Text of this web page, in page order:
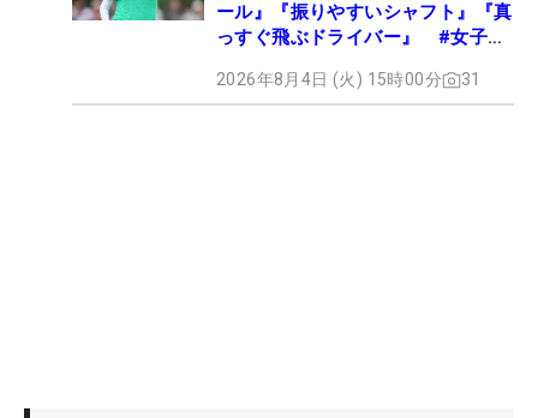
ール』『振りやすいシャフト』『真
っすぐ飛ぶドライバー』 #女子プ
2026年8月4日 (火) 15時00分 31